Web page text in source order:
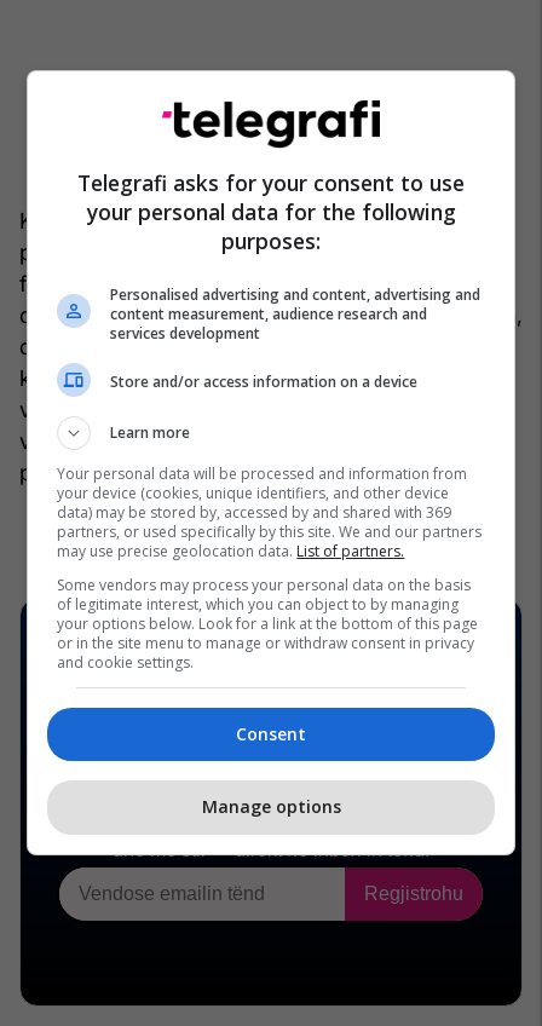
Kina e Xi Jinpingut sot është shumë më e aftë në
promovimin e vetvetes si zemra e Azisë. Por, në
fund të fundit, nuk mund të krahasohet me
dhuratën fillestare të Indisë për mitin dhe tregimin,
dhe kjo është ajo që Dalrymple ka kanalizuar me
kaq sukses nëRrugën e Artë. Përmbajtja,
veçanërisht për aziatikët e Jugut, mund të jetë e
vjetër, por ky është ritregimi më bindës që kemi
pasur ndër breza. /Telegrafi/
Telegrafi asks for your consent to use
your personal data for the following
purposes:
Personalised advertising and content, advertising and
content measurement, audience research and
services development
Store and/or access information on a device
Learn more
Your personal data will be processed and information from
your device (cookies, unique identifiers, and other device
data) may be stored by, accessed by and shared with 369
partners, or used specifically by this site. We and our partners
may use precise geolocation data. List of partners.
Some vendors may process your personal data on the basis
of legitimate interest, which you can object to by managing
your options below. Look for a link at the bottom of this page
or in the site menu to manage or withdraw consent in privacy
and cookie settings.
Consent
Manage options